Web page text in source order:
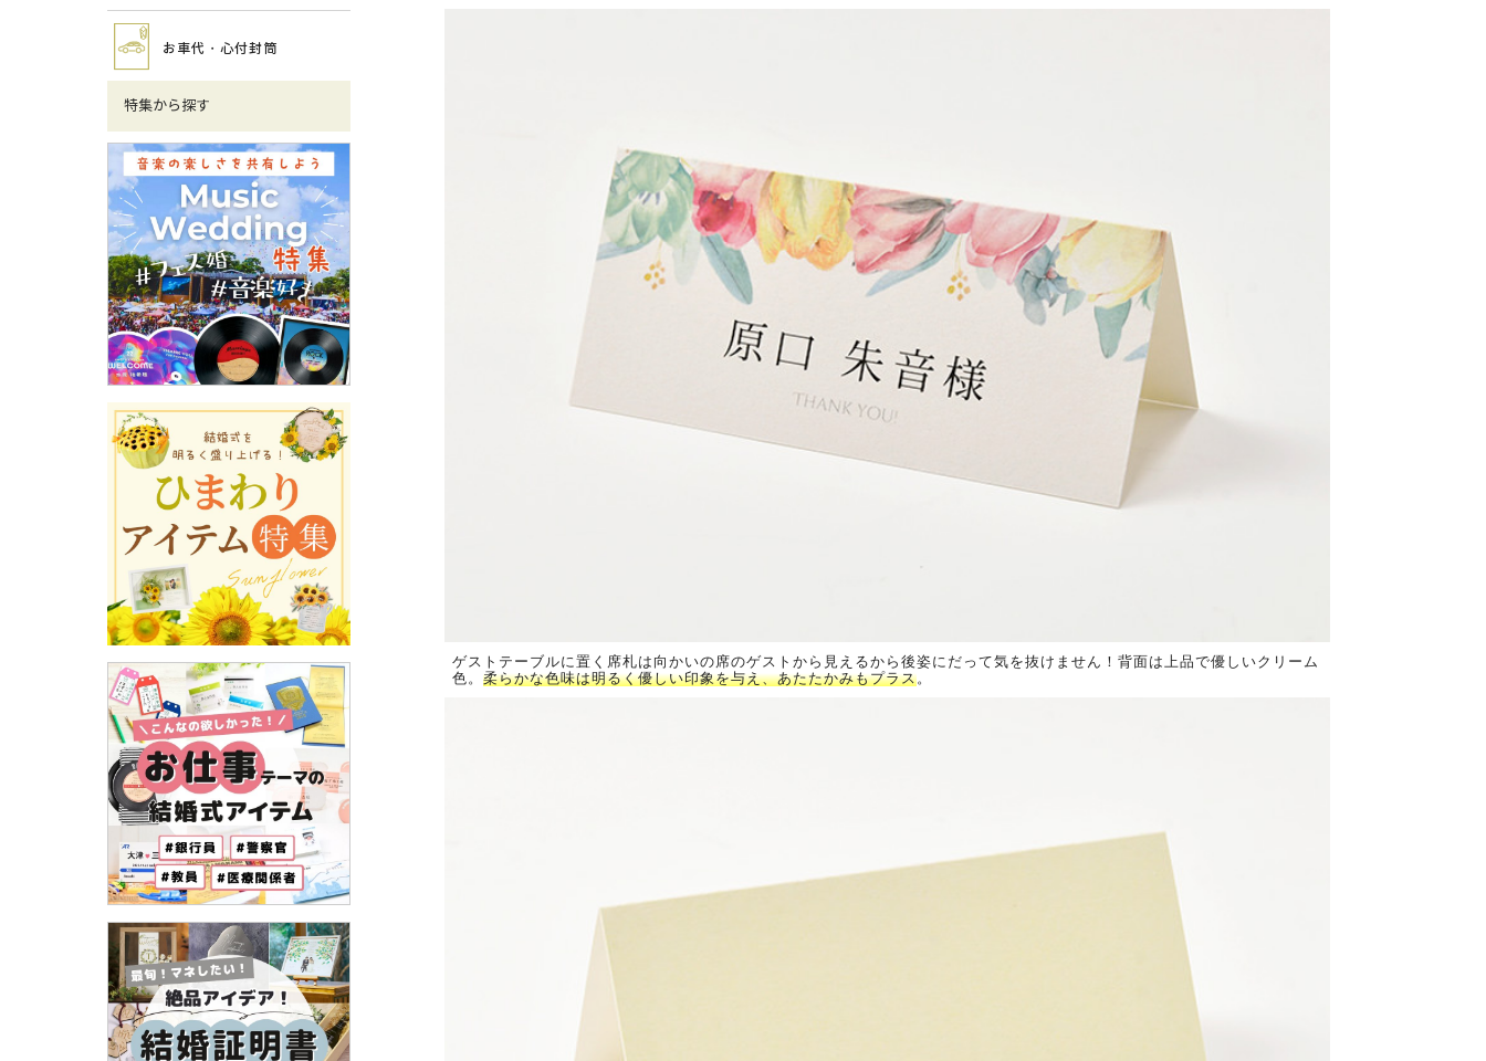
お車代・心付封筒
特集から探す
ゲストテーブルに置く席札は向かいの席のゲストから見えるから後姿にだって気を抜けません！背面は上品で優しいクリーム
色。 柔らかな色味は明るく優しい印象を与え、あたたかみもプラス。